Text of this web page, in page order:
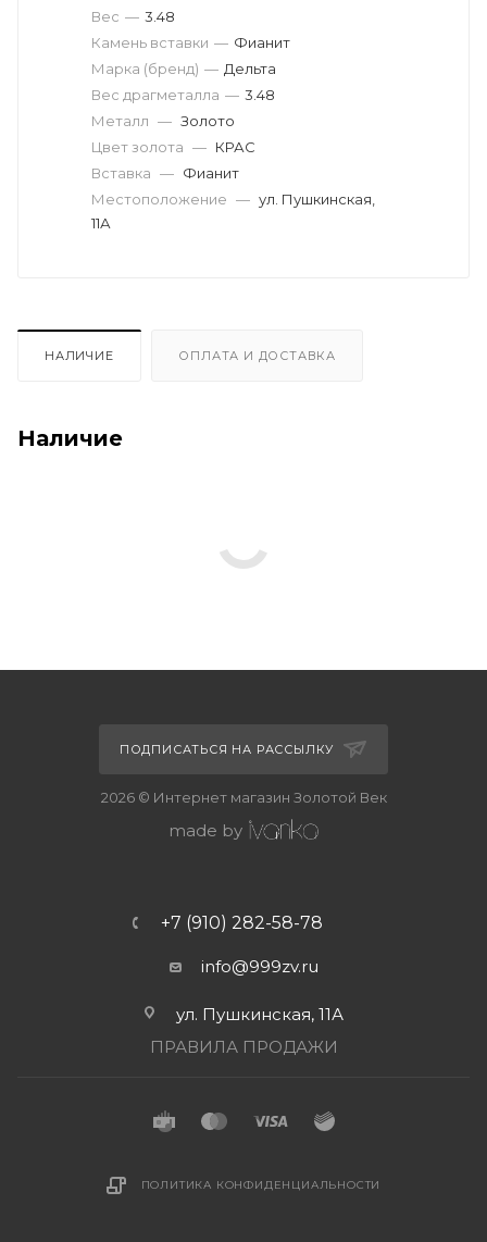
Вес драгметалла — 3.48
Марка (бренд) — Дельта
Вес — 3.48
Камень вставки — Фианит
Металл — Золото
Вставка — Фианит
Цвет золота — КРАС
Местоположение — ул. Пушкинская,
11А
НАЛИЧИЕ ОПЛАТА И ДОСТАВКА
Наличие
ПОДПИСАТЬСЯ НА РАССЫЛКУ
2026 © Интернет магазин Золотой Век
made by
+7 (910) 282-58-78
info@999zv.ru
ул. Пушкинская, 11А
ПРАВИЛА ПРОДАЖИ
ПОЛИТИКА КОНФИДЕНЦИАЛЬНОСТИ